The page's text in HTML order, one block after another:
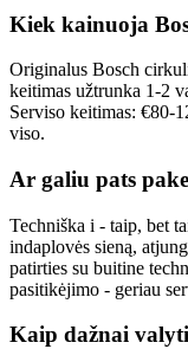
Kiek kainuoja
Originalus Bosch
keitimas užtrunka 1-2
Serviso keitimas: €80-
viso.
Ar galiu pats
Techniška i - taip, bet
indaplovės sieną,
patirties su buitine
pasitikėjimo - geriau
Kaip dažnai